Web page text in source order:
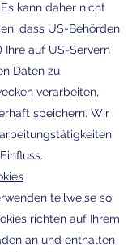
kann daher nicht
dass US-Behörden
Ihre auf US-Servern
Daten zu
verarbeiten,
speichern. Wir
teilweise so
richten auf Ihrem
an und enthalten